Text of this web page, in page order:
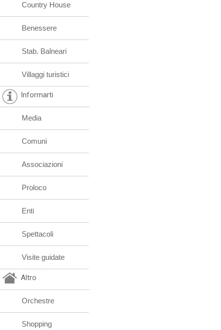
Country House
Benessere
Stab. Balneari
Villaggi turistici
Informarti
Media
Comuni
Associazioni
Proloco
Enti
Spettacoli
Visite guidate
Altro
Orchestre
Shopping